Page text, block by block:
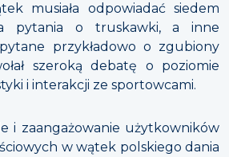
musiała odpowiadać siedem
pytania o truskawki, a inne
przykładowo o zgubiony
szeroką debatę o poziomie
i interakcji ze sportowcami.
i zaangażowanie użytkowników
w wątek polskiego dania